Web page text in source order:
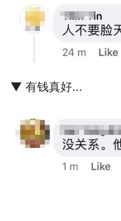
▼ 有钱真好...